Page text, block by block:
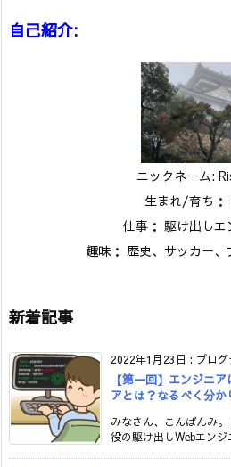
自己紹介:
ニックネーム:
生まれ/育ち：
仕事： 駆け出しエ
趣味： 歴史、サッカー
新着記事
2022年1月23日 : プロ
【第一回】エンジニ
アとは？なるべく分か
みなさん、こんばんみ
役の駆け出しWebエンジ